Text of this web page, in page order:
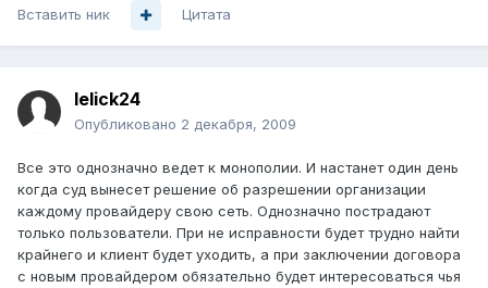
Вставить ник Цитата
lelick24
Опубликовано 2 декабря, 2009
Все это однозначно ведет к монополии. И настанет один день
когда суд вынесет решение об разрешении организации
каждому провайдеру свою сеть. Однозначно пострадают
только пользователи. При не исправности будет трудно найти
крайнего и клиент будет уходить, а при заключении договора
с новым провайдером обязательно будет интересоваться чья